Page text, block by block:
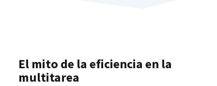
El mito de la eficiencia en la
multitarea